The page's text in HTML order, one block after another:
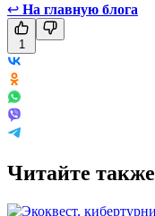
↩ На главную блога
1
Читайте также